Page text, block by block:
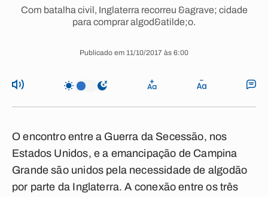
Com batalha civil, Inglaterra recorreu &agrave; cidade
para comprar algod&atilde;o.
Publicado em 11/10/2017 às 6:00
O encontro entre a Guerra da Secessão, nos
Estados Unidos, e a emancipação de Campina
Grande são unidos pela necessidade de algodão
por parte da Inglaterra. A conexão entre os três